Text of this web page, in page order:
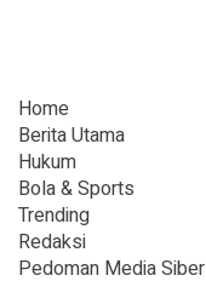
Home
Berita Utama
Hukum
Bola & Sports
Trending
Redaksi
Pedoman Media Siber